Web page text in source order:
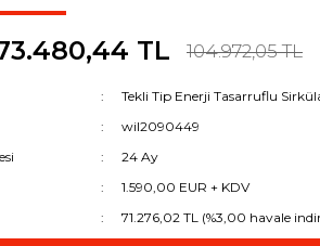
TL 104.972,05 TL
Tekli Tip Enerji Tasarruflu
wil2090449
24 Ay
1.590,00 EUR + KDV
71.276,02 TL (%3,00 havale